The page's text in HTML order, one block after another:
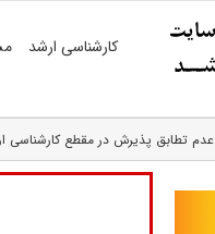
کارشناسی ارشد
عدم تطابق پذیرش در مقطع کارشناسی